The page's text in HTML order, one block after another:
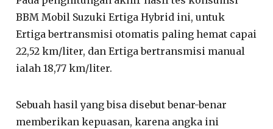
BBM Mobil Suzuki Ertiga Hybrid ini, untuk
Ertiga bertransmisi otomatis paling hemat capai
22,52 km/liter, dan Ertiga bertransmisi manual
ialah 18,77 km/liter.
Sebuah hasil yang bisa disebut benar-benar
memberikan kepuasan, karena angka ini